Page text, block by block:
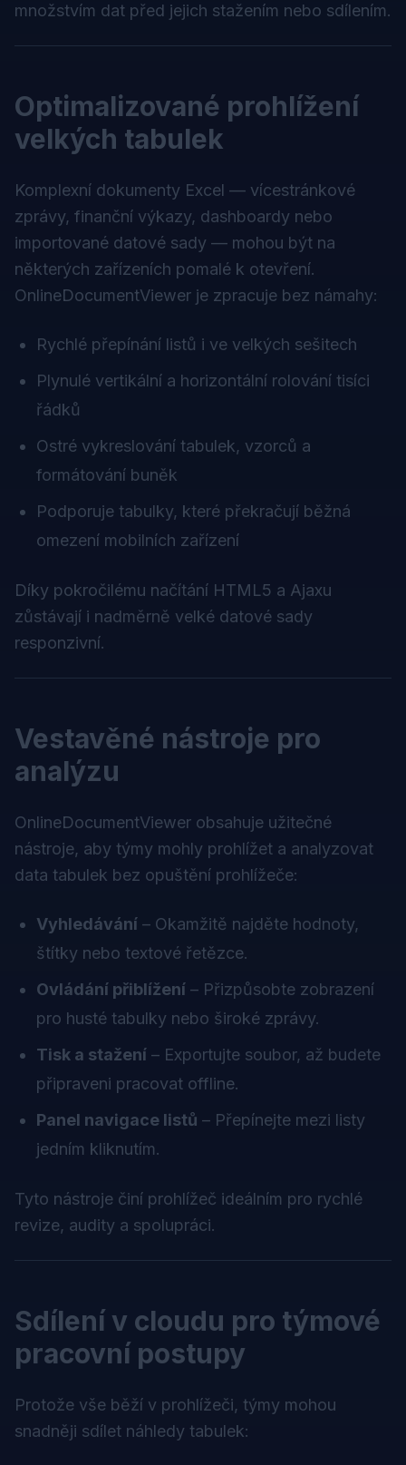
množstvím dat před jejich stažením nebo sdílením.
Optimalizované prohlížení
velkých tabulek
Komplexní dokumenty Excel — vícestránkové
zprávy, finanční výkazy, dashboardy nebo
importované datové sady — mohou být na
některých zařízeních pomalé k otevření.
OnlineDocumentViewer je zpracuje bez námahy:
Rychlé přepínání listů i ve velkých sešitech
Plynulé vertikální a horizontální rolování tisíci
řádků
Ostré vykreslování tabulek, vzorců a
formátování buněk
Podporuje tabulky, které překračují běžná
omezení mobilních zařízení
Díky pokročilému načítání HTML5 a Ajaxu
zůstávají i nadměrně velké datové sady
responzivní.
Vestavěné nástroje pro
analýzu
OnlineDocumentViewer obsahuje užitečné
nástroje, aby týmy mohly prohlížet a analyzovat
data tabulek bez opuštění prohlížeče:
Vyhledávání – Okamžitě najděte hodnoty,
štítky nebo textové řetězce.
Ovládání přiblížení – Přizpůsobte zobrazení
pro husté tabulky nebo široké zprávy.
Tisk a stažení – Exportujte soubor, až budete
připraveni pracovat offline.
Panel navigace listů – Přepínejte mezi listy
jedním kliknutím.
Tyto nástroje činí prohlížeč ideálním pro rychlé
revize, audity a spolupráci.
Sdílení v cloudu pro týmové
pracovní postupy
Protože vše běží v prohlížeči, týmy mohou
snadněji sdílet náhledy tabulek: